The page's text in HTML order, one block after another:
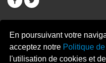
En poursuivant votre
acceptez notre Politique
l'utilisation de cookies et
PIXELCREATION